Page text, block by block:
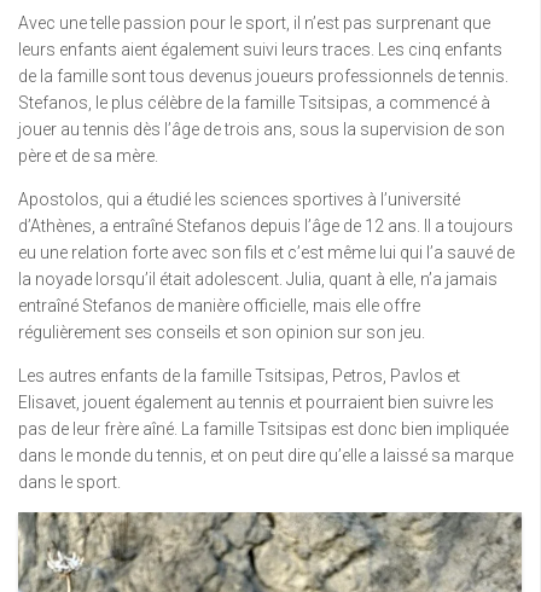
Avec une telle passion pour le sport, il n’est pas surprenant que
leurs enfants aient également suivi leurs traces. Les cinq enfants
de la famille sont tous devenus joueurs professionnels de tennis.
Stefanos, le plus célèbre de la famille Tsitsipas, a commencé à
jouer au tennis dès l’âge de trois ans, sous la supervision de son
père et de sa mère.
Apostolos, qui a étudié les sciences sportives à l’université
d’Athènes, a entraîné Stefanos depuis l’âge de 12 ans. Il a toujours
eu une relation forte avec son fils et c’est même lui qui l’a sauvé de
la noyade lorsqu’il était adolescent. Julia, quant à elle, n’a jamais
entraîné Stefanos de manière officielle, mais elle offre
régulièrement ses conseils et son opinion sur son jeu.
Les autres enfants de la famille Tsitsipas, Petros, Pavlos et
Elisavet, jouent également au tennis et pourraient bien suivre les
pas de leur frère aîné. La famille Tsitsipas est donc bien impliquée
dans le monde du tennis, et on peut dire qu’elle a laissé sa marque
dans le sport.